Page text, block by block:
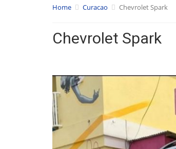
Home Curacao Chevrolet Spark
Chevrolet Spark